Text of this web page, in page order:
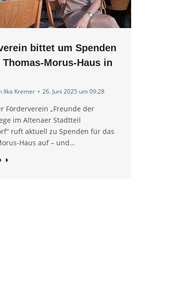
bittet um Spenden
Morus-Haus in
Ilka Kremer 26. Juni 2025 um 09:28
Förderverein „Freunde der
im Altenaer Stadtteil
ruft aktuell zu Spenden für das
Haus auf – und…